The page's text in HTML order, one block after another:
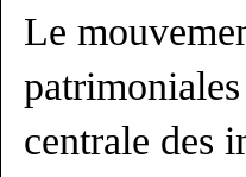
Le
centrale des